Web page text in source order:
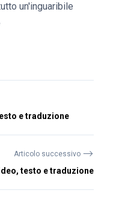
un'inguaribile
e traduzione
Articolo successivo ⟶
testo e traduzione